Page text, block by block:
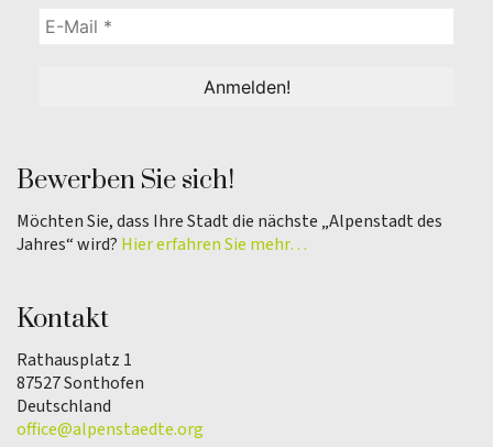
Bewerben Sie sich!
Möchten Sie, dass Ihre Stadt die nächste „Alpenstadt des
Jahres“ wird? Hier erfahren Sie mehr…
Kontakt
Rathausplatz 1
87527 Sonthofen
Deutschland
office@alpenstaedte.org